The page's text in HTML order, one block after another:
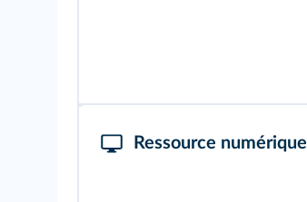
Ressource numérique